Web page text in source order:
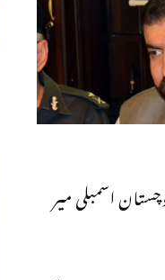
اسمبلی میر